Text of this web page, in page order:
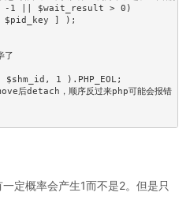
1 || $wait_result > 0)
了
1 ).PHP_EOL;
后detach，顺序反过来php可能会报错
定概率会产生1而不是2。但是只